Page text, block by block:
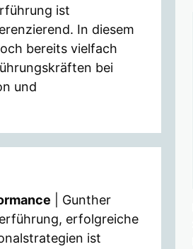
ist
In diesem
bereits vielfach
bei
und
| Gunther
erfolgreiche
ist